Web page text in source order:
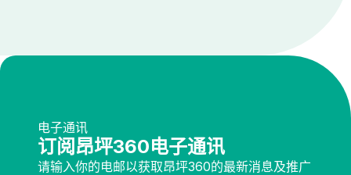
电子通讯
订阅昂坪360电子通讯
请输入你的电邮以获取昂坪360的最新消息及推广